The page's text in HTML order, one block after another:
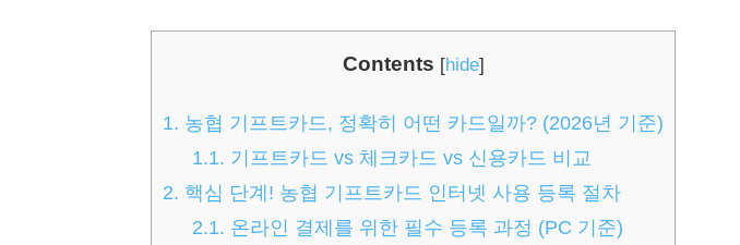
Contents [hide]
1. 농협 기프트카드, 정확히 어떤 카드일까? (2026년 기준)
1.1. 기프트카드 vs 체크카드 vs 신용카드 비교
2. 핵심 단계! 농협 기프트카드 인터넷 사용 등록 절차
2.1. 온라인 결제를 위한 필수 등록 과정 (PC 기준)